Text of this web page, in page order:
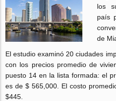
los
país
de
El estudio examinó 20 ciudades
con los precios promedio de
puesto 14 en la lista formada: el
es de $ 565,000. El costo
$445.